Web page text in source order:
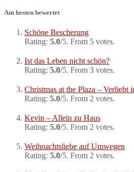
Am besten bewertet
Schöne Bescherung
Rating: 5.0/5. From 5 votes.
Ist das Leben nicht schön?
Rating: 5.0/5. From 3 votes.
Christmas at the Plaza – Verliebt
Rating: 5.0/5. From 2 votes.
Kevin – Allein zu Haus
Rating: 5.0/5. From 2 votes.
Weihnachtsliebe auf Umwegen
Rating: 5.0/5. From 2 votes.